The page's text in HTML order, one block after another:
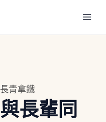
長青拿鐵
與長輩同